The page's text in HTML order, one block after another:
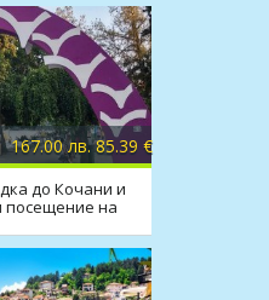
167.00 лв. 85.39 €
до Кочани и
посещение на